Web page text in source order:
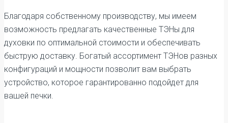
Благодаря собственному производству, мы имеем
возможность предлагать качественные ТЭНы для
духовки по оптимальной стоимости и обеспечивать
быструю доставку. Богатый ассортимент ТЭНов разных
конфигураций и мощности позволит вам выбрать
устройство, которое гарантированно подойдет для
вашей печки.